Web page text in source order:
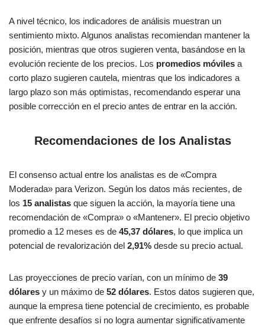
A nivel técnico, los indicadores de análisis muestran un
sentimiento mixto. Algunos analistas recomiendan mantener la
posición, mientras que otros sugieren venta, basándose en la
evolución reciente de los precios. Los promedios móviles a
corto plazo sugieren cautela, mientras que los indicadores a
largo plazo son más optimistas, recomendando esperar una
posible corrección en el precio antes de entrar en la acción​.
Recomendaciones de los Analistas
El consenso actual entre los analistas es de «Compra
Moderada» para Verizon. Según los datos más recientes, de
los 15 analistas que siguen la acción, la mayoría tiene una
recomendación de «Compra» o «Mantener». El precio objetivo
promedio a 12 meses es de 45,37 dólares, lo que implica un
potencial de revalorización del 2,91% desde su precio actual​.
Las proyecciones de precio varían, con un mínimo de 39
dólares y un máximo de 52 dólares. Estos datos sugieren que,
aunque la empresa tiene potencial de crecimiento, es probable
que enfrente desafíos si no logra aumentar significativamente